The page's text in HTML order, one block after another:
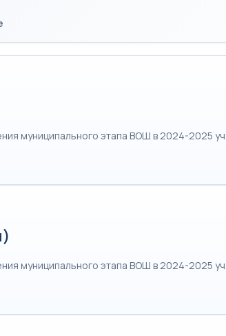
муниципального этапа ВОШ в 2024-2025
муниципального этапа ВОШ в 2024-2025